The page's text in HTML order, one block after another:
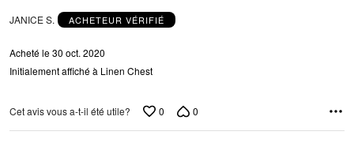
JANICE S. ACHETEUR VÉRIFIÉ
Acheté le 30 oct. 2020
Initialement affiché à Linen Chest
Cet avis vous a-t-il été utile? 0 0